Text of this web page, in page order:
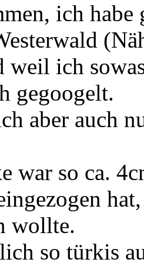
ich habe
weil ich
gegoogelt.
aber auch
war so ca.
wollte.
so türkis